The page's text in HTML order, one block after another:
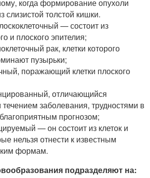
когда формирование опухоли
слизистой толстой кишки.
— состоит из
и плоского эпителия;
рак, клетки которого
пузырьки;
поражающий клетки плоского
отличающийся
заболевания, трудностями в
прогнозом;
— он состоит из клеток и
нельзя отнести к известным
формам.
подразделяют на: